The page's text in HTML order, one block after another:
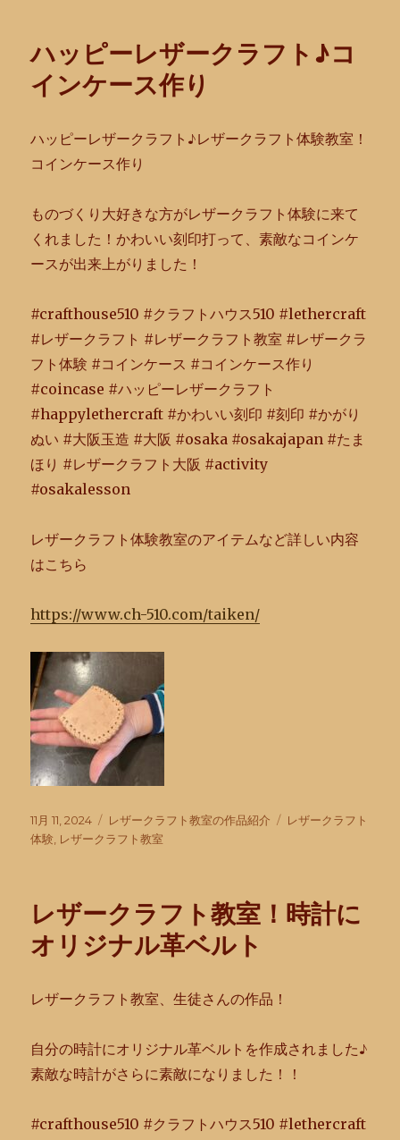
ハッピーレザークラフト♪コ
インケース作り
ハッピーレザークラフト♪レザークラフト体験教室！
コインケース作り
ものづくり大好きな方がレザークラフト体験に来て
くれました！かわいい刻印打って、素敵なコインケ
ースが出来上がりました！
#crafthouse510 #クラフトハウス510 #lethercraft
#レザークラフト #レザークラフト教室 #レザークラ
フト体験 #コインケース #コインケース作り
#coincase #ハッピーレザークラフト
#happylethercraft #かわいい刻印 #刻印 #かがり
ぬい #大阪玉造 #大阪 #osaka #osakajapan #たま
ほり #レザークラフト大阪 #activity
#osakalesson
レザークラフト体験教室のアイテムなど詳しい内容
はこちら
https://www.ch-510.com/taiken/
投
稿
11月 11, 2024
カ
テ
レザークラフト教室の作品紹介
タ
レザークラフト
体験 レザークラフト教室
レザークラフト教室！時計に
オリジナル革ベルト
レザークラフト教室、生徒さんの作品！
自分の時計にオリジナル革ベルトを作成されました♪
素敵な時計がさらに素敵になりました！！
#crafthouse510 #クラフトハウス510 #lethercraft